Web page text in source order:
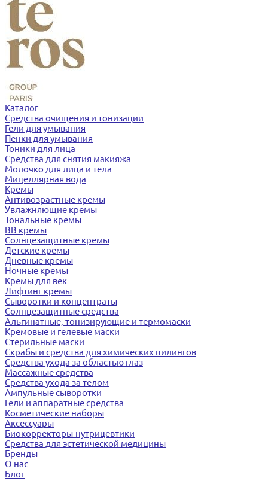
Каталог
Средства очищения и тонизации
Гели для умывания
Пенки для умывания
Тоники для лица
Средства для снятия макияжа
Молочко для лица и тела
Мицеллярная вода
Кремы
Антивозрастные кремы
Увлажняющие кремы
Тональные кремы
BB кремы
Солнцезащитные кремы
Детские кремы
Дневные кремы
Ночные кремы
Кремы для век
Лифтинг кремы
Сыворотки и концентраты
Солнцезащитные средства
Альгинатные, тонизирующие и термомаски
Кремовые и гелевые маски
Стерильные маски
Скрабы и средства для химических пилингов
Средства ухода за областью глаз
Массажные средства
Средства ухода за телом
Ампульные сыворотки
Гели и аппаратные средства
Косметические наборы
Аксессуары
Биокорректоры-нутрицевтики
Средства для эстетической медицины
Бренды
О нас
Блог